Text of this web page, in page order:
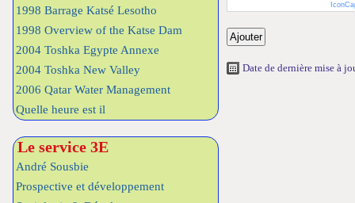
1998 Barrage Katsé Lesotho
1998 Overview of the Katse Dam
2004 Toshka Egypte Annexe
2004 Toshka New Valley
2006 Qatar Water Management
Quelle heure est il
Le service 3E
André Sousbie
Prospective et développement
Date de dernière mise à